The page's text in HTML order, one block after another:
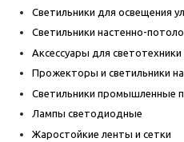
Светильники для освещения
Светильники настенно-
Аксессуары для
Прожекторы и светильники
Светильники промышленные
Лампы светодиодные
Жаростойкие ленты и сетки